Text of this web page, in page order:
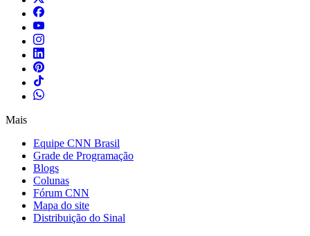
Mais
Equipe CNN Brasil
Grade de Programação
Blogs
Colunas
Fórum CNN
Mapa do site
Distribuição do Sinal